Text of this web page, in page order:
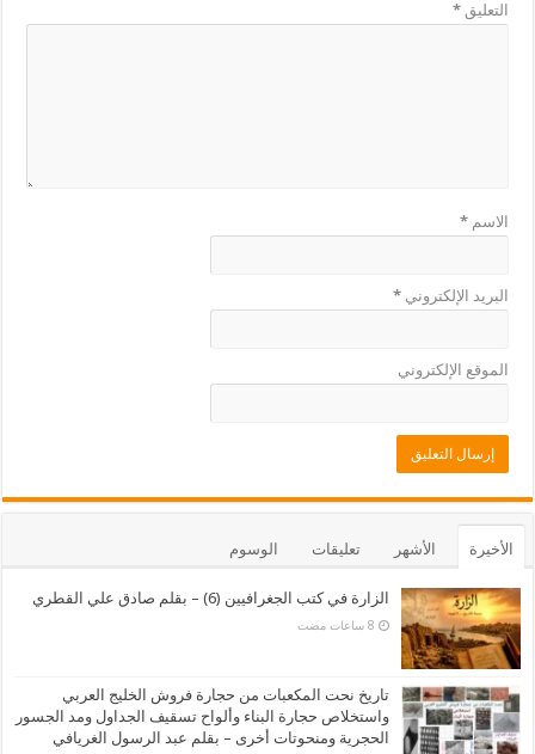
التعليق*
الاسم*
البريد الإلكتروني*
الموقع الإلكتروني
الأخيرة الأشهر تعليقات الوسوم
الزارة في كتب الجغرافيين (6) – بقلم صادق علي القطري
تاريخ نحت المكعبات من حجارة فروش الخليج العربي
واستخلاص حجارة البناء وألواح تسقيف الجداول ومد الجسور
الحجرية ومنحوتات أخرى – بقلم عبد الرسول الغريافي